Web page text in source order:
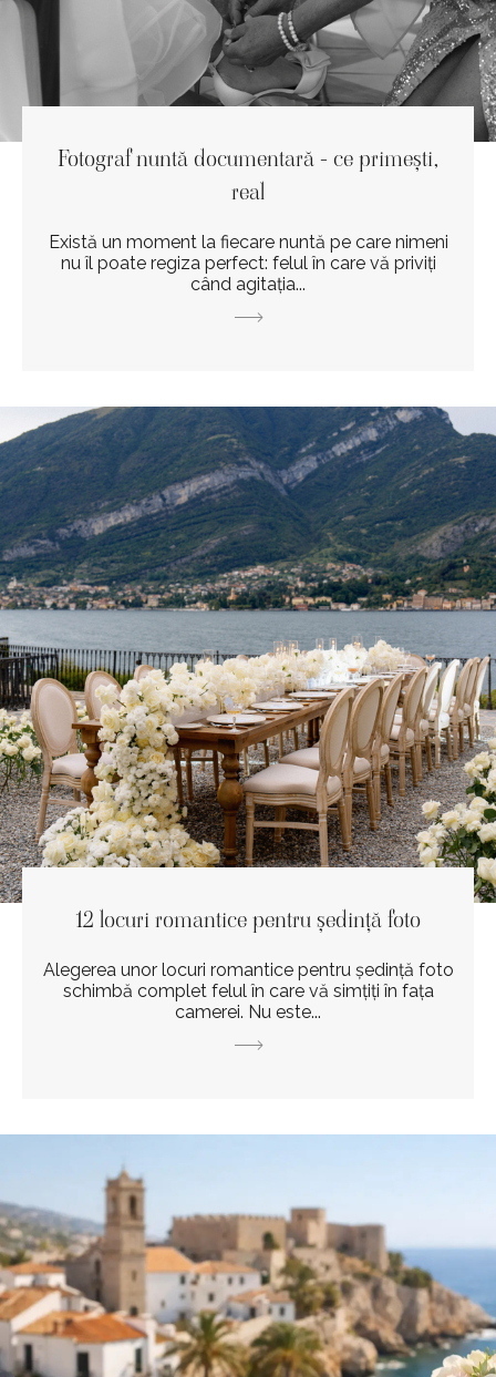
Fotograf nuntă documentară - ce primești,
real
Există un moment la fiecare nuntă pe care nimeni
nu îl poate regiza perfect: felul în care vă priviți
când agitația...
12 locuri romantice pentru ședință foto
Alegerea unor locuri romantice pentru ședință foto
schimbă complet felul în care vă simțiți în fața
camerei. Nu este...